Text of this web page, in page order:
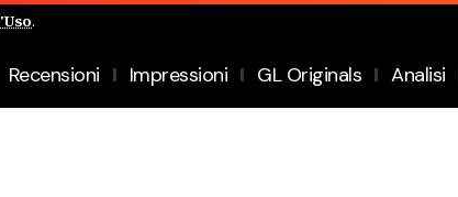
.
Recensioni Impressioni GL Originals Analisi